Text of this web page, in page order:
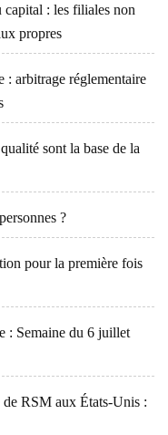
: les filiales non
propres
: arbitrage réglementaire
sont la base de la
?
pour la première fois
: Semaine du 6 juillet
RSM aux États-Unis :